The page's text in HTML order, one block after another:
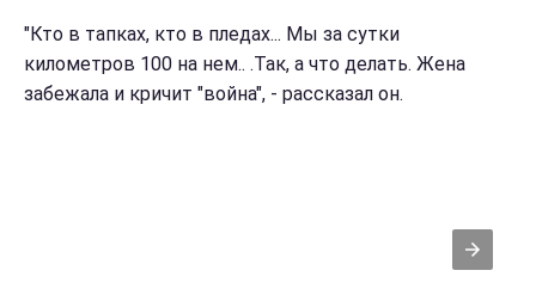
"Кто в тапках, кто в пледах... Мы за сутки
километров 100 на нем.. .Так, а что делать. Жена
забежала и кричит "война", - рассказал он.